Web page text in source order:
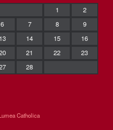
1
2
6 7 8
9
13 14 15
16
21 22
23
28
Catholica